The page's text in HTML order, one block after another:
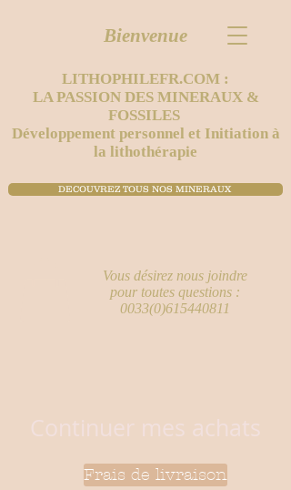
Vous désirez nous joindre
pour toutes questions :
0033(0)615440811
Bienvenue
LITHOPHILEFR.COM :
LA PASSION DES MINERAUX &
FOSSILES
Développement personnel et Initiation à
la lithothérapie
DECOUVREZ TOUS NOS MINERAUX ​
Continuer mes achats
Frais de livraison